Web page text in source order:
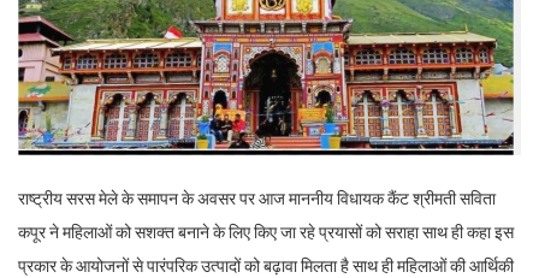
राष्ट्रीय सरस मेले के समापन के अवसर पर आज माननीय विधायक कैंट श्रीमती सविता
कपूर ने महिलाओं को सशक्त बनाने के लिए किए जा रहे प्रयासों को सराहा साथ ही कहा इस
प्रकार के आयोजनों से पारंपरिक उत्पादों को बढ़ावा मिलता है साथ ही महिलाओं की आर्थिकी